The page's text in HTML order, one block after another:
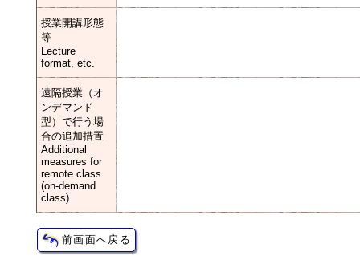
授業開講形態
等
Lecture
format, etc.
遠隔授業（オ
ンデマンド
型）で行う場
合の追加措置
Additional
measures for
remote class
(on-demand
class)